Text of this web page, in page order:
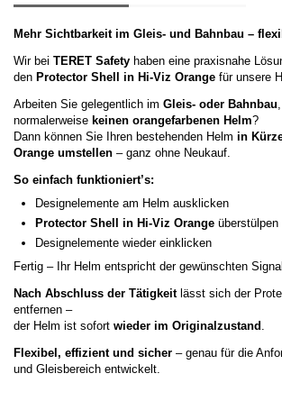
Mehr Sichtbarkeit im Gleis- und Bahnbau –
Wir beiTERET Safety haben eine praxisnahe
denProtector Shell in Hi-Viz Orange für unsere
Arbeiten Sie gelegentlich imGleis- oder Bahnbau
normalerweisekeinen orangefarbenen Helm?
Dann können Sie Ihren bestehenden Helmin
Orange umstellen – ganz ohne Neukauf.
So einfach funktioniert’s:
Designelemente am Helm ausklicken
Protector Shell in Hi-Viz Orange überstülpen
Designelemente wieder einklicken
Fertig – Ihr Helm entspricht der gewünschten
Nach Abschluss der Tätigkeitlässt sich der
entfernen –
der Helm ist sofortwieder im Originalzustand
Flexibel, effizient und sicher – genau für die
und Gleisbereich entwickelt.